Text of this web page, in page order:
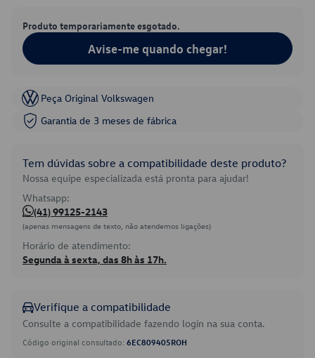
Produto temporariamente esgotado.
Avise-me quando chegar!
Peça Original Volkswagen
Garantia de 3 meses de fábrica
Tem dúvidas sobre a compatibilidade deste produto?
Nossa equipe especializada está pronta para ajudar!
Whatsapp:
(41) 99125-2143
(apenas mensagens de texto, não atendemos ligações)
Horário de atendimento:
Segunda à sexta, das 8h às 17h.
Verifique a compatibilidade
Consulte a compatibilidade fazendo login na sua conta.
Código original consultado: 6EC809405ROH